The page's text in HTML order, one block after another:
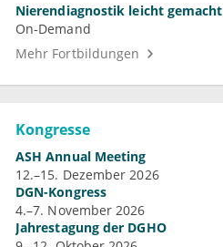
Nierendiagnostik leicht gemacht
On-Demand
Mehr Fortbildungen
Kongresse
ASH Annual Meeting
12.–15. Dezember 2026
DGN-Kongress
4.–7. November 2026
Jahrestagung der DGHO